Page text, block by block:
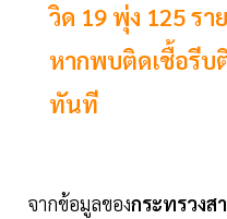
วิด 19 พุ่ง 125 ร
หากพบติดเชื้อรี
ทันที
จากข้อมูลของกระทรวงส